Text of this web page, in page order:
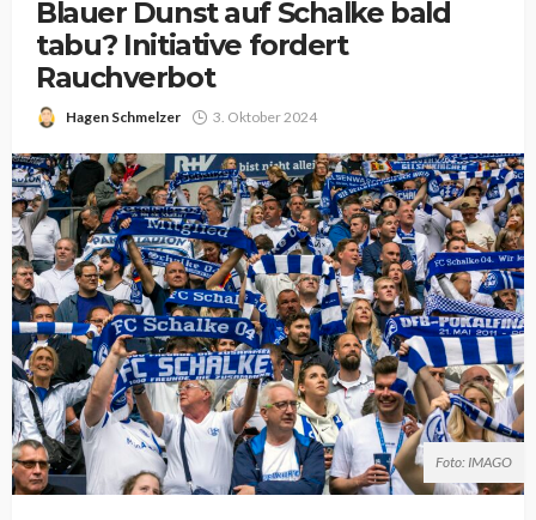
Blauer Dunst auf Schalke bald
tabu? Initiative fordert
Rauchverbot
Hagen Schmelzer 3. Oktober 2024
Foto: IMAGO